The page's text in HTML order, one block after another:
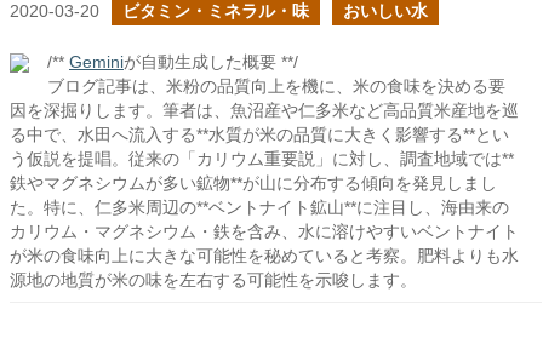
2020-03-20 ビタミン・ミネラル・味 おいしい水
/** Geminiが自動生成した概要 **/
ブログ記事は、米粉の品質向上を機に、米の食味を決める要
因を深掘りします。筆者は、魚沼産や仁多米など高品質米産地を巡
る中で、水田へ流入する**水質が米の品質に大きく影響する**とい
う仮説を提唱。従来の「カリウム重要説」に対し、調査地域では**
鉄やマグネシウムが多い鉱物**が山に分布する傾向を発見しまし
た。特に、仁多米周辺の**ベントナイト鉱山**に注目し、海由来の
カリウム・マグネシウム・鉄を含み、水に溶けやすいベントナイト
が米の食味向上に大きな可能性を秘めていると考察。肥料よりも水
源地の地質が米の味を左右する可能性を示唆します。